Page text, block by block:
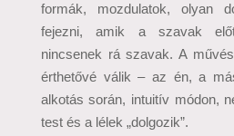
formák, mozdulatok, olyan
fejezni, amik a szavak
nincsenek rá szavak. A
érthetővé válik – az én, a
alkotás során, intuitív módon,
test és a lélek „dolgozik”.